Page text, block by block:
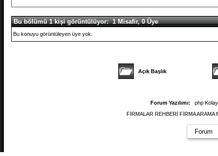
Bu bölümü 1 kişi görüntülüyor: 1 Misafir, 0 Üye
Bu konuyu görüntüleyen üye yok.
Açık Başlık
Forum Yazılımı:
php
FİRMALAR REHBERİ FİRMA
Forum